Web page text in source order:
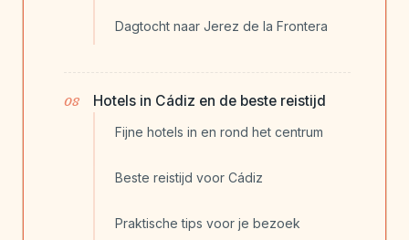
Dagtocht naar Jerez de la Frontera
Hotels in Cádiz en de beste reistijd
Fijne hotels in en rond het centrum
Beste reistijd voor Cádiz
Praktische tips voor je bezoek